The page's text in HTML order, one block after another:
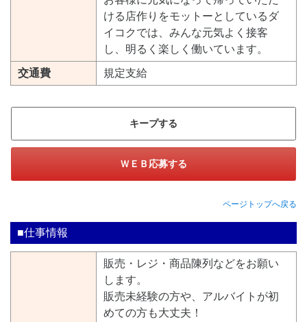
ける店作りをモットーとしているダ
イコクでは、みんな元気よく接客
し、明るく楽しく働いています。
交通費 規定支給
キープする
ＷＥＢ応募する
ページトップへ戻る
■仕事情報
販売・レジ・商品陳列などをお願い
します。
販売未経験の方や、アルバイトが初
めての方も大丈夫！